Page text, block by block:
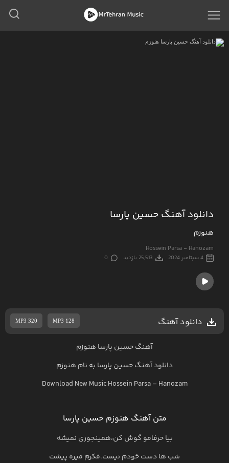
دانلود آهنگ حسین پارسا
هنوزم
Hossein Parsa - Hanozam
4 سپتامبر 2024 25,513 بازدید 0
دانلود آهنگ MP3 320 MP3 128
آهنگ حسین پارسا هنوزم
دانلود آهنگحسین پارسا به نام هنوزم
Download New MusicHossein Parsa– Hanozam
متن آهنگ هنوزم حسین پارسا
بیا حرفامو گوش کن،همینجوری نمیشه
شب ها دست خودم نیست،فکرم میره پیشت